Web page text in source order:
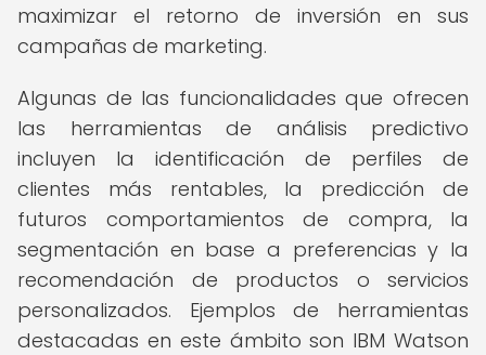
maximizar el retorno de inversión en sus
campañas de marketing.
Algunas de las funcionalidades que ofrecen
las herramientas de análisis predictivo
incluyen la identificación de perfiles de
clientes más rentables, la predicción de
futuros comportamientos de compra, la
segmentación en base a preferencias y la
recomendación de productos o servicios
personalizados. Ejemplos de herramientas
destacadas en este ámbito son IBM Watson